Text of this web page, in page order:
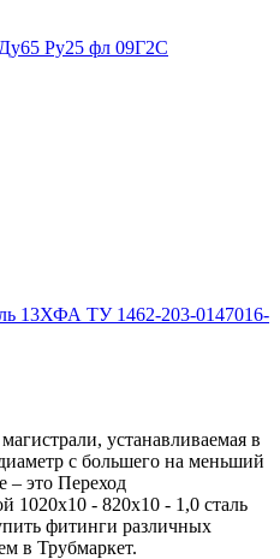
Ру25 фл 09Г2С
13ХФА ТУ 1462-203-0147016-
устанавливаемая в
с большего на меньший
– это Переход
1020х10 - 820х10 - 1,0 сталь
фитинги различных
в Трубмаркет.